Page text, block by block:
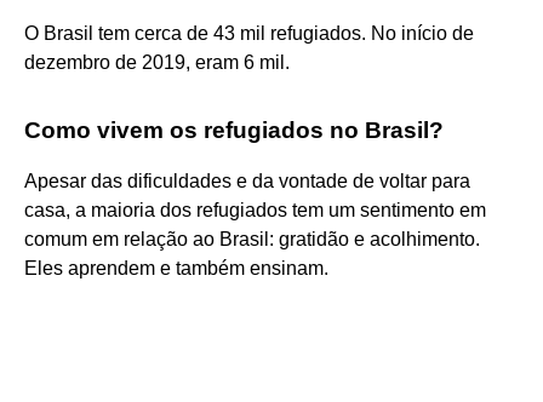
O Brasil tem cerca de 43 mil refugiados. No início de
dezembro de 2019, eram 6 mil.
Como vivem os refugiados no Brasil?
Apesar das dificuldades e da vontade de voltar para
casa, a maioria dos refugiados tem um sentimento em
comum em relação ao Brasil: gratidão e acolhimento.
Eles aprendem e também ensinam.